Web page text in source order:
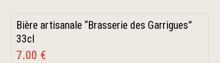
Bière artisanale “Brasserie des Garrigues”
33cl
7.00 €